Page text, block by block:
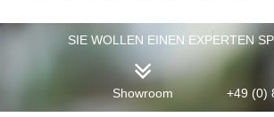
SIE WOLLEN EINEN EXPERTEN
Showroom +49 (0)